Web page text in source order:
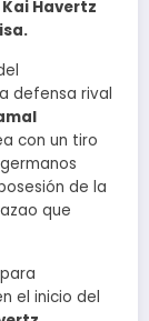
Kai Havertz
defensa rival
con un tiro
de la
que
el inicio del